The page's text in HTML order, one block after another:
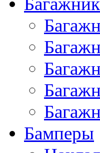
Бамперы